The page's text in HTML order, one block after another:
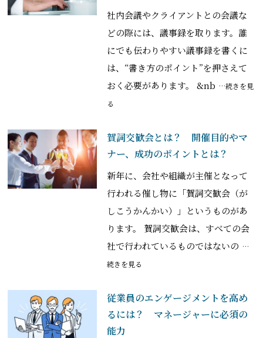
社内会議やクライアントとの会議な
どの際には、議事録を取ります。誰
にでも伝わりやすい議事録を書くに
は、“書き方のポイント”を押さえて
おく必要があります。 &nb …続きを見
る
賀詞交歓会とは？ 開催目的やマ
ナー、成功のポイントとは？
新年に、会社や組織が主催となって
行われる催し物に「賀詞交歓会（が
しこうかんかい）」というものがあ
ります。 賀詞交歓会は、すべての会
社で行われているものではないの …
続きを見る
従業員のエンゲージメントを高め
るには？ マネージャーに必須の
能力